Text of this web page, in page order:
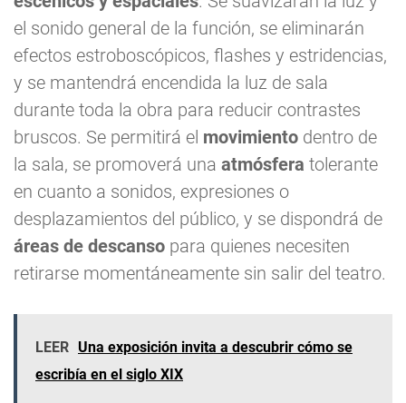
el sonido general de la función, se eliminarán
efectos estroboscópicos, flashes y estridencias,
y se mantendrá encendida la luz de sala
durante toda la obra para reducir contrastes
bruscos. Se permitirá el movimiento dentro de
la sala, se promoverá una atmósfera tolerante
en cuanto a sonidos, expresiones o
desplazamientos del público, y se dispondrá de
áreas de descanso para quienes necesiten
retirarse momentáneamente sin salir del teatro.
LEER Una exposición invita a descubrir cómo se
escribía en el siglo XIX